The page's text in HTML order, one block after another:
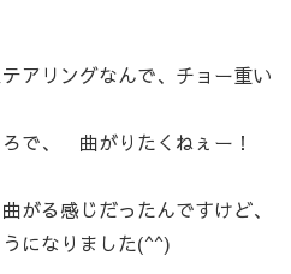
アリングなんで、チョー重い
ろで、 曲がりたくねぇー！
がる感じだったんですけど、
になりました(^^)